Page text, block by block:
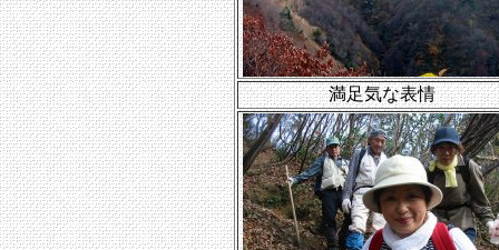
満足気な表情